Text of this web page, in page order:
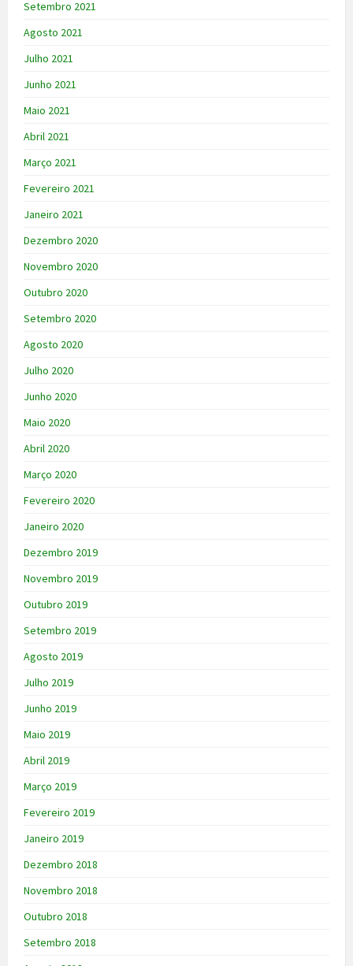
Setembro 2021
Agosto 2021
Julho 2021
Junho 2021
Maio 2021
Abril 2021
Março 2021
Fevereiro 2021
Janeiro 2021
Dezembro 2020
Novembro 2020
Outubro 2020
Setembro 2020
Agosto 2020
Julho 2020
Junho 2020
Maio 2020
Abril 2020
Março 2020
Fevereiro 2020
Janeiro 2020
Dezembro 2019
Novembro 2019
Outubro 2019
Setembro 2019
Agosto 2019
Julho 2019
Junho 2019
Maio 2019
Abril 2019
Março 2019
Fevereiro 2019
Janeiro 2019
Dezembro 2018
Novembro 2018
Outubro 2018
Setembro 2018